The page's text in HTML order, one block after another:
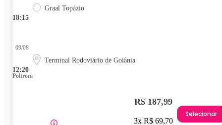
18:15
Graal Topázio
12:20
09/08
Terminal Rodoviário de Goiânia
Poltrona
R$ 187,99
3x R$ 69,70
Selecionar